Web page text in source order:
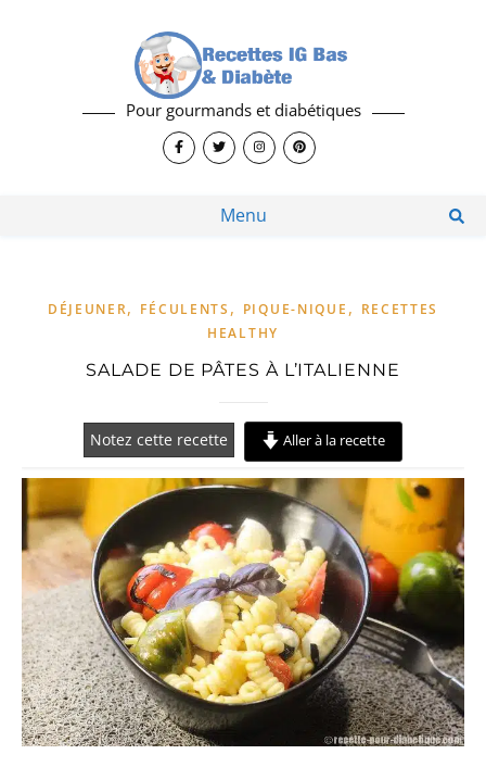
Pour gourmands et diabétiques
Menu
DÉJEUNER, FÉCULENTS , PIQUE-NIQUE , RECETTES
HEALTHY
SALADE DE PÂTES À L’ITALIENNE
Notez cette recette Aller à la recette